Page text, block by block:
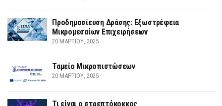
Προδημοσίευση Δράσης: Εξωστρέφεια
Μικρομεσαίων Επιχειρήσεων
20 ΜΑΡΤΊΟΥ, 2025
Ταμείο Μικροπιστώσεων
20 ΜΑΡΤΊΟΥ, 2025
Τι είναι ο στρεπτόκοκκος